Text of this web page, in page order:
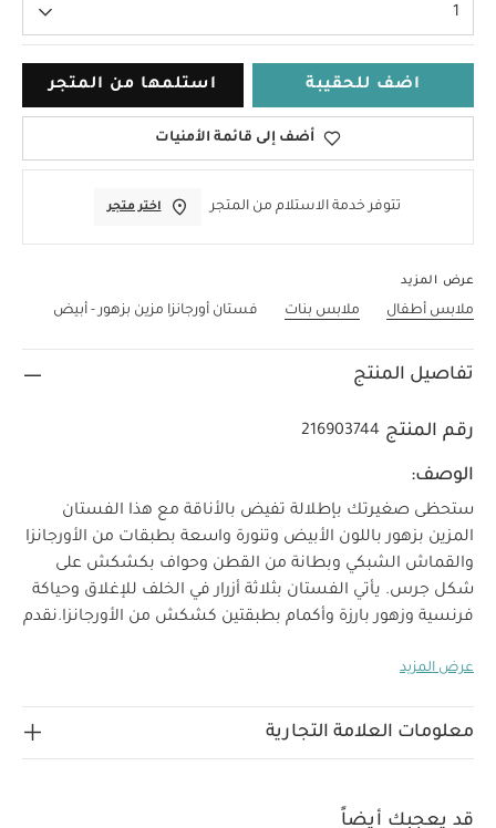
1
اضف للحقيبة استلمها من المتجر
أضف إلى قائمة الأمنيات
تتوفر خدمة الاستلام من المتجر اختر متجر
عرض المزيد
ملابس أطفال ملابس بنات فستان أورجانزا مزين بزهور - أبيض
تفاصيل المنتج
رقم المنتج 216903744
الوصف:
ستحظى صغيرتك بإطلالة تفيض بالأناقة مع هذا الفستان
المزين بزهور باللون الأبيض وتنورة واسعة بطبقات من الأورجانزا
والقماش الشبكي وبطانة من القطن وحواف بكشكش على
شكل جرس. يأتي الفستان بثلاثة أزرار في الخلف للإغلاق وحياكة
فرنسية وزهور بارزة وأكمام بطبقتين كشكش من الأورجانزا.نقدم
بإطلالة أنيقة تخطف الأنظار، فالقطع تأتيك مصنوعة من خامات
إطلالة تكتمل بالتفاصيل الدقيقة، فقد أضفنا الكثير من
زهور بارزة على الخصر
عرض المزيد
معلومات العلامة التجارية
قد يعجبك أيضاً